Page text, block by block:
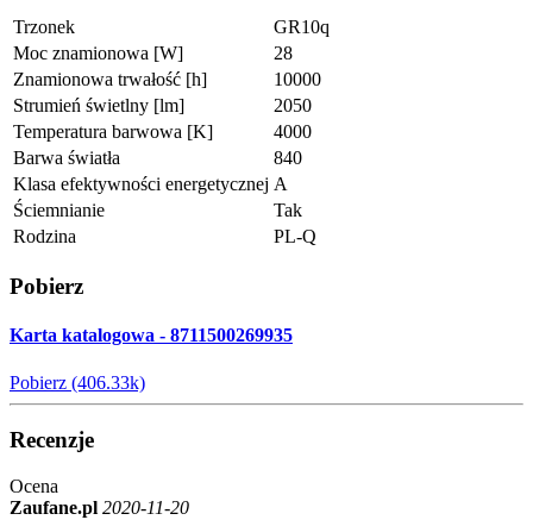
Trzonek
GR10q
Moc znamionowa [W]
28
Znamionowa trwałość [h]
10000
Strumień świetlny [lm]
2050
Temperatura barwowa [K]
4000
Barwa światła
840
Klasa efektywności energetycznej A
Ściemnianie
Tak
Rodzina
PL-Q
Pobierz
Karta katalogowa - 8711500269935
Pobierz (406.33k)
Recenzje
Ocena
Zaufane.pl 2020-11-20